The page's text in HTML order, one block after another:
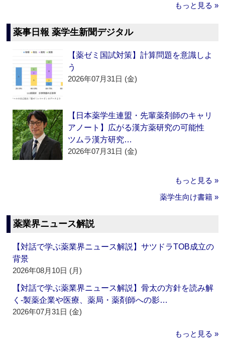
もっと見る »
薬事日報 薬学生新聞デジタル
【薬ゼミ国試対策】計算問題を意識しよ
う
2026年07月31日 (金)
【日本薬学生連盟・先輩薬剤師のキャリ
アノート】広がる漢方薬研究の可能性
ツムラ漢方研究…
2026年07月31日 (金)
もっと見る »
薬学生向け書籍 »
薬業界ニュース解説
【対話で学ぶ薬業界ニュース解説】サツドラTOB成立の
背景
2026年08月10日 (月)
【対話で学ぶ薬業界ニュース解説】骨太の方針を読み解
く‐製薬企業や医療、薬局・薬剤師への影…
2026年07月31日 (金)
もっと見る »